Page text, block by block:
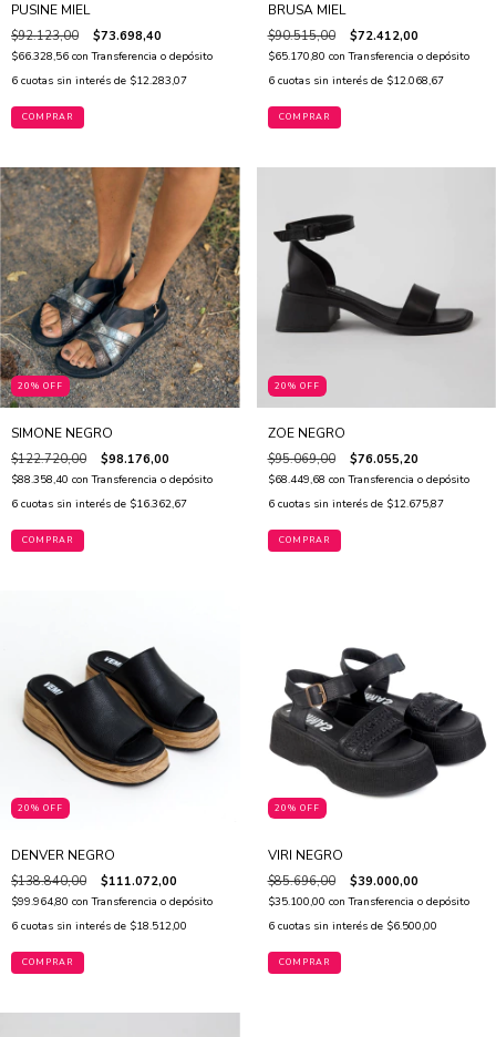
PUSINE MIEL
$92.123,00 $73.698,40
$66.328,56 con Transferencia o depósito
6 cuotas sin interés de $12.283,07
COMPRAR
BRUSA MIEL
$90.515,00 $72.412,00
$65.170,80 con Transferencia o depósito
6 cuotas sin interés de $12.068,67
COMPRAR
20% OFF
SIMONE NEGRO
$122.720,00 $98.176,00
$88.358,40 con Transferencia o depósito
6 cuotas sin interés de $16.362,67
COMPRAR
20% OFF
ZOE NEGRO
$95.069,00 $76.055,20
$68.449,68 con Transferencia o depósito
6 cuotas sin interés de $12.675,87
COMPRAR
20% OFF
DENVER NEGRO
$138.840,00 $111.072,00
$99.964,80 con Transferencia o depósito
6 cuotas sin interés de $18.512,00
COMPRAR
20% OFF
VIRI NEGRO
$85.696,00 $39.000,00
$35.100,00 con Transferencia o depósito
6 cuotas sin interés de $6.500,00
COMPRAR